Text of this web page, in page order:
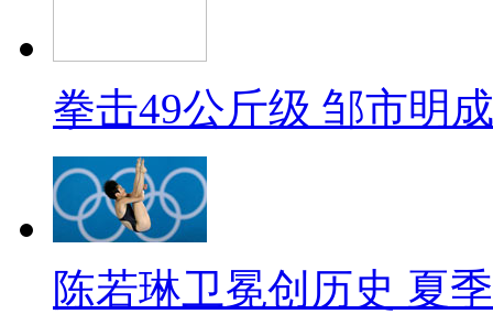
拳击49公斤级 邹市明
陈若琳卫冕创历史 夏